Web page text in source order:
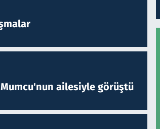
ailesiyle görüştü